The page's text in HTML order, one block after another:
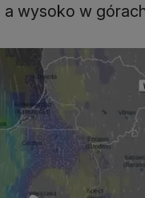
wysoko w